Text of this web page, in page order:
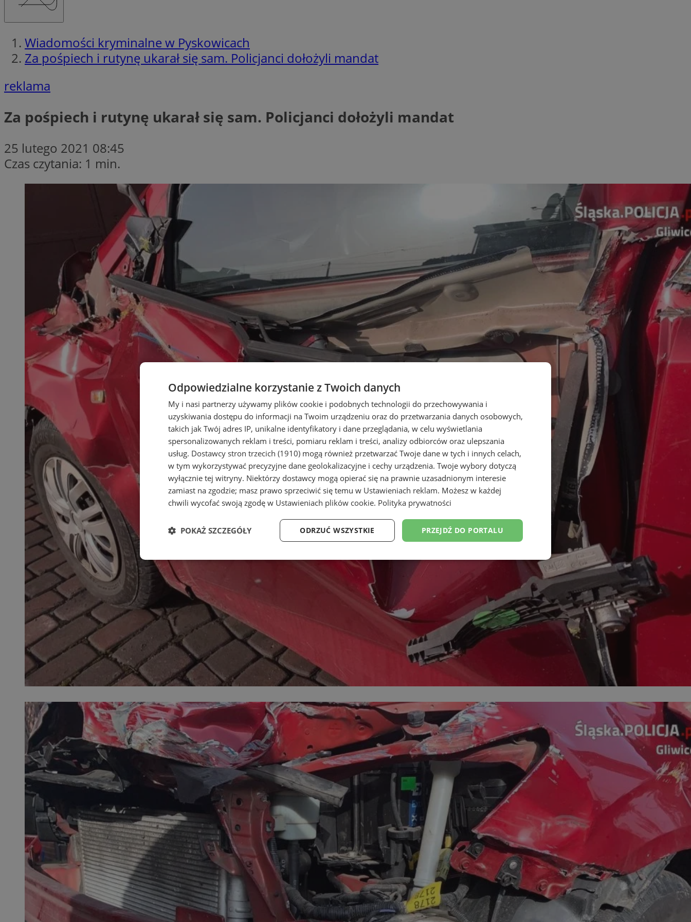
Wiadomości kryminalne w Pyskowicach
Za pośpiech i rutynę ukarał się sam. Policjanci dołożyli mandat
reklama
Za pośpiech i rutynę ukarał się sam. Policjanci dołożyli mandat
25 lutego 2021 08:45
Czas czytania: 1 min.
Odpowiedzialne korzystanie z Twoich danych
My i nasi partnerzy używamy plików cookie i podobnych technologii do przechowywania i
uzyskiwania dostępu do informacji na Twoim urządzeniu oraz do przetwarzania danych osobowych,
takich jak Twój adres IP, unikalne identyfikatory i dane przeglądania, w celu wyświetlania
spersonalizowanych reklam i treści, pomiaru reklam i treści, analizy odbiorców oraz ulepszania
usług. Dostawcy stron trzecich (1910) mogą również przetwarzać Twoje dane w tych i innych celach,
w tym wykorzystywać precyzyjne dane geolokalizacyjne i cechy urządzenia. Twoje wybory dotyczą
wyłącznie tej witryny. Niektórzy dostawcy mogą opierać się na prawnie uzasadnionym interesie
zamiast na zgodzie; masz prawo sprzeciwić się temu w Ustawieniach reklam. Możesz w każdej
chwili wycofać swoją zgodę w Ustawieniach plików cookie. Polityka prywatności
PRZEJDŹ DO PORTALU
ODRZUĆ WSZYSTKIE
POKAŻ SZCZEGÓŁY
Niezbędne Wydajność Targetowanie Funkcjonalność Niesklasyfikowane
Niezbędne Wydajność Niesklasyfikowane
Niezbędne pliki cookie umożliwiają korzystanie z podstawowych funkcji strony internetowej, takich jak logowanie użytkownika i
zarządzanie kontem. Bez niezbędnych plików cookie nie można prawidłowo korzystać ze strony internetowej.
Nazwa
Provider /
Domena
Okres
przechowywania
SessID pyskowice.com.pl 1 rok
Ten plik cookie przechowuje identyfikator sesji.
QeSessID
pyskowice.com.pl
Ten plik cookie przechowuje identyfikator sesji.
MvSessID
pyskowice.com.pl
Ten plik cookie przechowuje identyfikator sesji.
VISITOR_PRIVACY_METADATA
YouTube
.youtube.com
5 miesięcy 4
tygodnie
Ten plik cookie jest używany do przechowywania
zgody użytkownika i wyboru prywatności dla ich
interakcji z witryną. Rejestruje dane dotyczące zgody
odwiedzającego na różne polityki i ustawienia
prywatności, zapewniając, że ich preferencje zostaną
uhonorowane w przyszłych sesjach.
CookieScriptConsent
CookieScript
pyskowice.com.pl
4 tygodnie 2 dni
Ten plik cookie jest używany przez usługę Cookie-
Script.com do zapamiętywania preferencji
dotyczących zgody użytkownika na pliki cookie. Jest
to konieczne, aby baner cookie Cookie-Script.com
działał poprawnie.
__cf_bm
Cloudflare Inc.
.twitter.com
29 minut 55
sekund
Ten plik cookie służy do rozróżniania ludzi i botów.
Jest to korzystne dla strony internetowej, ponieważ
umożliwia tworzenie ważnych raportów na temat
korzystania z jej witryny internetowej.
__cf_bm
Cloudflare Inc.
29 minut 59
sekund
Ten plik cookie służy do rozróżniania ludzi i botów.
Jest to korzystne dla strony internetowej, ponieważ
umożliwia tworzenie ważnych raportów na temat
korzystania z jej witryny internetowej.
Google Privacy Policy